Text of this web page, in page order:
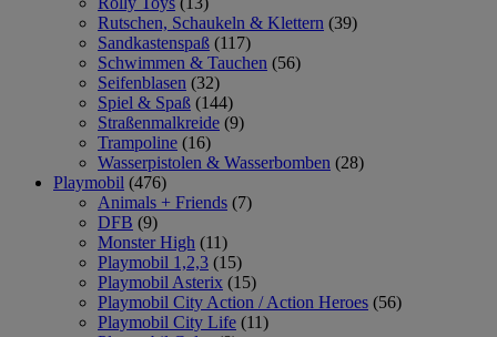
Rutschen, Schaukeln & Klettern (39)
Sandkastenspaß (117)
Schwimmen & Tauchen (56)
Seifenblasen (32)
Spiel & Spaß (144)
Straßenmalkreide (9)
Trampoline (16)
Wasserpistolen & Wasserbomben (28)
Playmobil (476)
Animals + Friends (7)
DFB (9)
Monster High (11)
Playmobil 1,2,3 (15)
Playmobil Asterix (15)
Playmobil City Action / Action Heroes (56)
Playmobil City Life (11)